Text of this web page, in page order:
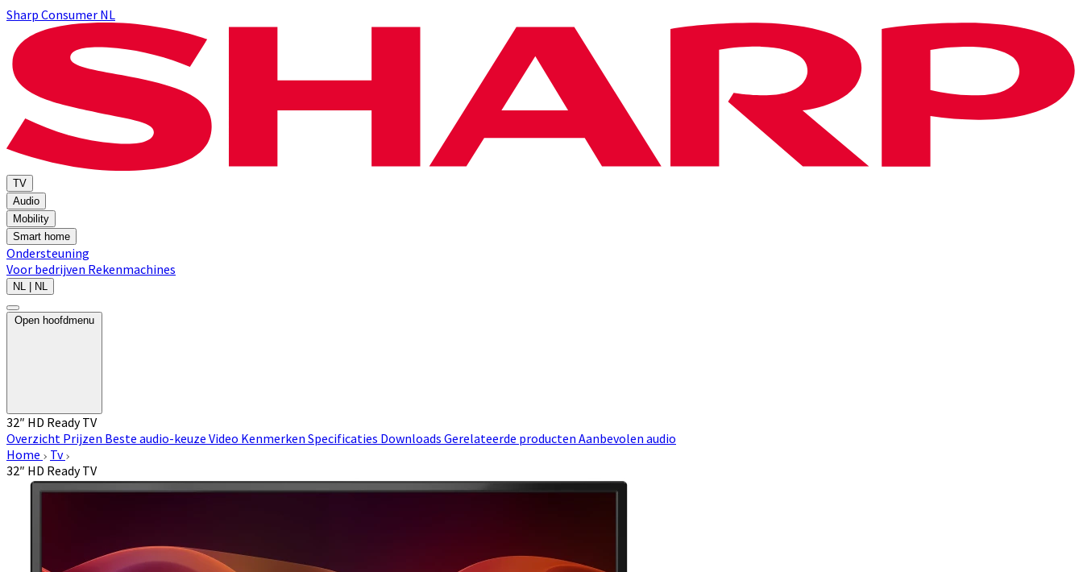
Sharp Consumer NL
TV
Audio
Mobility
Smart home
Ondersteuning
Voor bedrijven Rekenmachines
NL | NL
Open hoofdmenu
32″ HD Ready TV
Overzicht Prijzen Beste audio-keuze Video Kenmerken Specificaties Downloads Gerelateerde producten Aanbevolen audio
Home
Tv
32″ HD Ready TV